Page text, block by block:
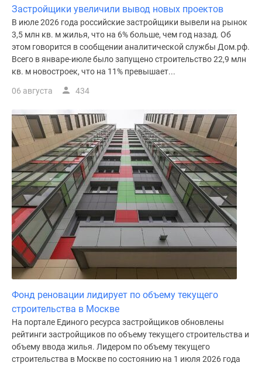
лесу
Коттеджные
поселки
Коттеджные
поселки
ипотеку
Бизнес-
центры
Коттеджи
Скидки
акции
Макс
Застройщики увеличили вывод новых проектов
В июле 2026 года российские застройщики вывели на рынок
3,5 млн кв. м жилья, что на 6% больше, чем год назад. Об
этом говорится в сообщении аналитической службы Дом.рф.
Всего в январе-июле было запущено строительство 22,9 млн
кв. м новостроек, что на 11% превышает...
06 августа 434
Фонд реновации лидирует по объему текущего
строительства в Москве
На портале Единого ресурса застройщиков обновлены
рейтинги застройщиков по объему текущего строительства и
объему ввода жилья. Лидером по объему текущего
строительства в Москве по состоянию на 1 июля 2026 года